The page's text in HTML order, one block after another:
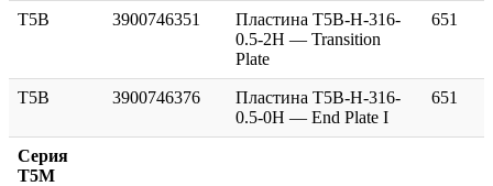
T5B 3900746351
Пластина T5B-H-316-
0.5-2H — Transition
Plate
651
T5B 3900746376
Пластина T5B-H-316-
0.5-0H — End Plate I
651
Серия
T5M